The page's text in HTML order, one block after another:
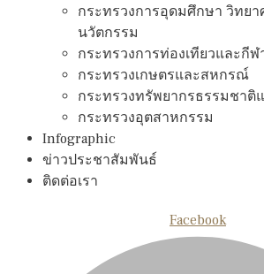
กระทรวงการอุดมศึกษา วิทยา
นวัตกรรม
กระทรวงการท่องเทียวและกีฬ
กระทรวงเกษตรและสหกรณ์
กระทรวงทรัพยากรธรรมชาติ
กระทรวงอุตสาหกรรม
Infographic
ข่าวประชาสัมพันธ์
ติดต่อเรา
Facebook